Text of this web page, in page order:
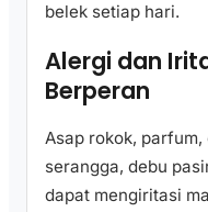
belek setiap hari.
Alergi dan
Berperan
Asap rokok,
serangga, debu
dapat mengiritasi